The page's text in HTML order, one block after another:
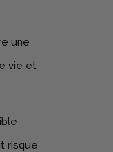
une
vie et
risque